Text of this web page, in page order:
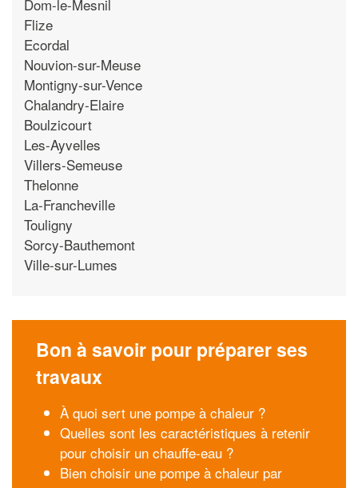
Dom-le-Mesnil
Flize
Ecordal
Nouvion-sur-Meuse
Montigny-sur-Vence
Chalandry-Elaire
Boulzicourt
Les-Ayvelles
Villers-Semeuse
Thelonne
La-Francheville
Touligny
Sorcy-Bauthemont
Ville-sur-Lumes
Bon à savoir pour préparer ses
travaux
À quoi sert une pompe à chaleur ?
Quelles sont les caractéristiques à retenir
pour choisir un chauffe-eau ?
Bien choisir une pompe à chaleur par